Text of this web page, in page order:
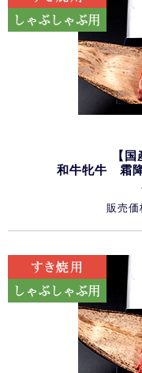
【
和牛牝牛 霜
販売価